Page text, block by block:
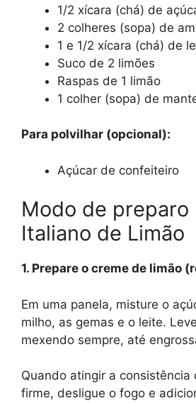
1/2 xícara (chá) de
2 colheres (sopa) de
1 e 1/2 xícara (chá) de
Suco de 2 limões
Raspas de 1 limão
1 colher (sopa) de
Para polvilhar (opcional):
Açúcar de confeiteiro
Modo de preparo
Italiano de Limão
1. Prepare o creme de limão
Em uma panela, misture o
milho, as gemas e o leite.
mexendo sempre, até
Quando atingir a consistência
firme, desligue o fogo e